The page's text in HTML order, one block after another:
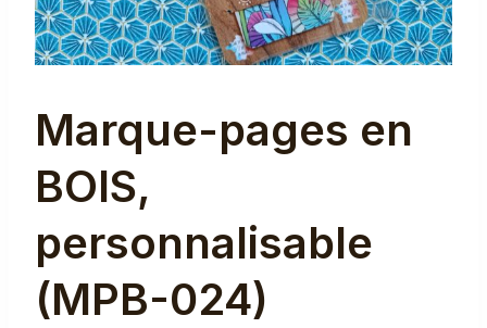
Marque-pages en
BOIS,
personnalisable
(MPB-024)